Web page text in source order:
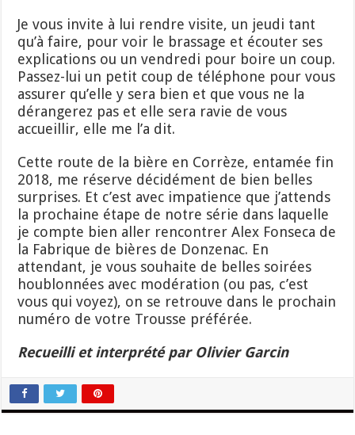
Je vous invite à lui rendre visite, un jeudi tant
qu’à faire, pour voir le brassage et écouter ses
explications ou un vendredi pour boire un coup.
Passez-lui un petit coup de téléphone pour vous
assurer qu’elle y sera bien et que vous ne la
dérangerez pas et elle sera ravie de vous
accueillir, elle me l’a dit.
Cette route de la bière en Corrèze, entamée fin
2018, me réserve décidément de bien belles
surprises. Et c’est avec impatience que j’attends
la prochaine étape de notre série dans laquelle
je compte bien aller rencontrer Alex Fonseca de
la Fabrique de bières de Donzenac. En
attendant, je vous souhaite de belles soirées
houblonnées avec modération (ou pas, c’est
vous qui voyez), on se retrouve dans le prochain
numéro de votre Trousse préférée.
Recueilli et interprété par Olivier Garcin